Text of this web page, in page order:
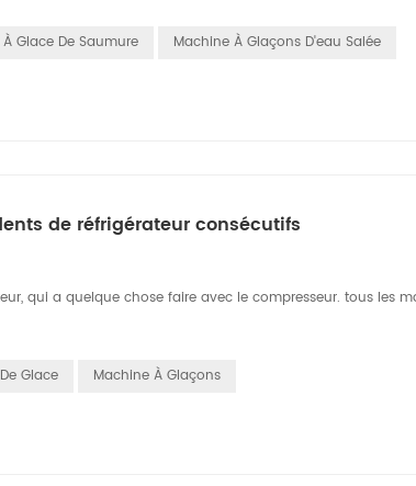
Glace De Saumure Machine À Glaçons D'eau Salée
de réfrigérateur consécutifs
qui a quelque chose faire avec le compresseur. tous les
Glace Machine À Glaçons